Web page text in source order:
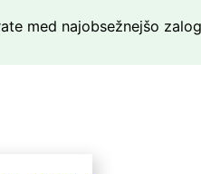
med najobsežnejšo